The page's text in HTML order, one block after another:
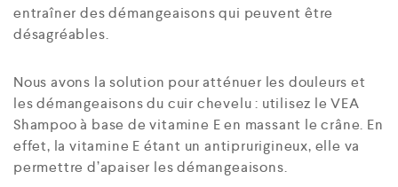
entraîner des démangeaisons qui peuvent être
désagréables.
Nous avons la solution pour atténuer les douleurs et
les démangeaisons du cuir chevelu : utilisez le VEA
Shampoo à base de vitamine E en massant le crâne. En
effet, la vitamine E étant un antiprurigineux, elle va
permettre d’apaiser les démangeaisons.